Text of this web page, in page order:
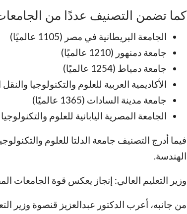
كما تضمن التصنيف عددًا من
الجامعة البريطانية في مصر (1105 عالميًا)
جامعة دمنهور (1210 عالميًا)
جامعة دمياط (1254 عالميًا)
الأكاديمية العربية للعلوم والتكنولوجيا والنقل البحري
جامعة مدينة السادات (1365 عالميًا)
الجامعة المصرية اليابانية للعلوم والتكنولوجيا (1490
فيما أدرج التصنيف جامعة الدلتا للعلوم
الهندسة.
وزير التعليم العالي: إنجاز يعكس قوة الجامعات
من جانبه، أعرب الدكتور عبدالعزيز قنصوة وزير